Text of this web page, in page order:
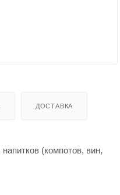
ДОСТАВКА
(компотов, вин,